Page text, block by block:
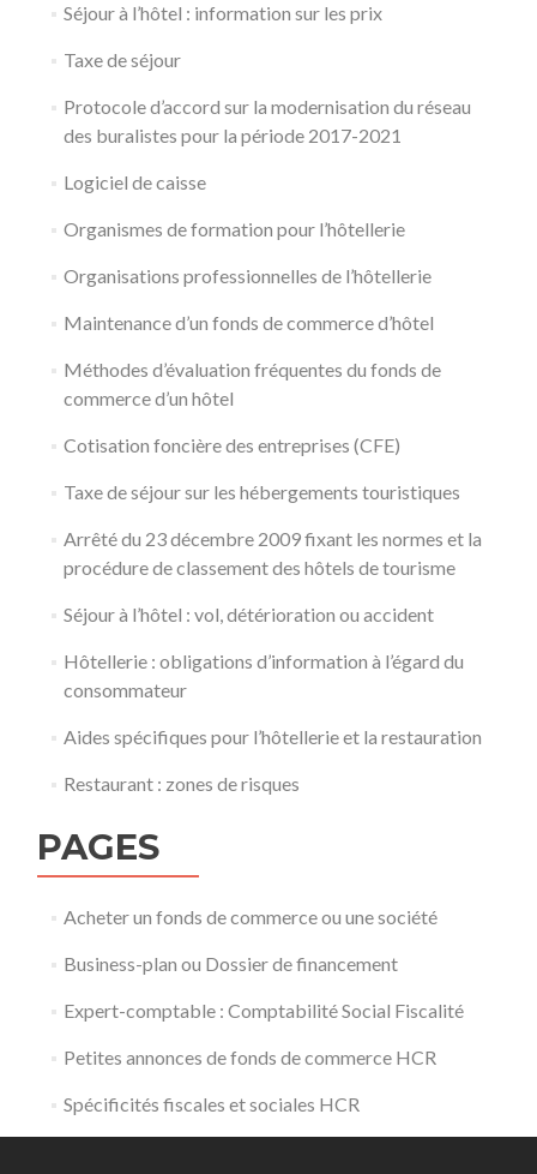
Séjour à l’hôtel : information sur les prix
Taxe de séjour
Protocole d’accord sur la modernisation du réseau
des buralistes pour la période 2017-2021
Logiciel de caisse
Organismes de formation pour l’hôtellerie
Organisations professionnelles de l’hôtellerie
Maintenance d’un fonds de commerce d’hôtel
Méthodes d’évaluation fréquentes du fonds de
commerce d’un hôtel
Cotisation foncière des entreprises (CFE)
Taxe de séjour sur les hébergements touristiques
Arrêté du 23 décembre 2009 fixant les normes et la
procédure de classement des hôtels de tourisme
Séjour à l’hôtel : vol, détérioration ou accident
Hôtellerie : obligations d’information à l’égard du
consommateur
Aides spécifiques pour l’hôtellerie et la restauration
Restaurant : zones de risques
PAGES
Acheter un fonds de commerce ou une société
Business-plan ou Dossier de financement
Expert-comptable : Comptabilité Social Fiscalité
Petites annonces de fonds de commerce HCR
Spécificités fiscales et sociales HCR